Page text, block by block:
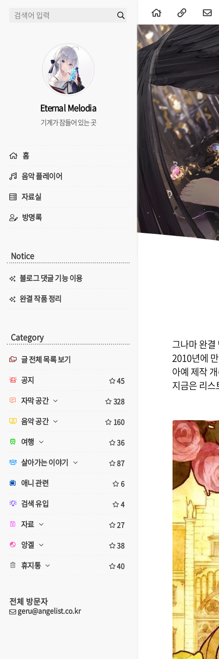
그나마 완
2010년에
아예 제작
지금은 리
Eternal Melodia
기계가 잠들어 있는 곳
홈
음악 플레이어
자료실
방명록
Notice
블로그 댓글 기능 이용
완결 작품 정리
Category
글 전체 목록 보기
공지
45
자막 공간 328
음악 공간 160
여행 36
살아가는 이야기 87
애니 관련 6
검색 유입 4
자료 27
앙겔 38
휴지통 40
전체 방문자
geru@angelist.co.kr